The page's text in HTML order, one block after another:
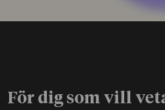
För dig som vill